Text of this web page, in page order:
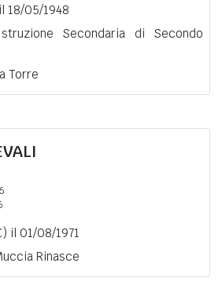
18/05/1948
Secondaria di Secondo
Torre
il 01/08/1971
Rinasce